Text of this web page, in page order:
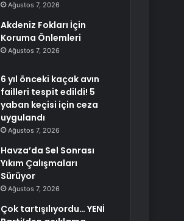
Ağustos 7, 2026
Akdeniz Fokları İçin
Koruma Önlemleri
Ağustos 7, 2026
6 yıl önceki kaçak avın
failleri tespit edildi! 5
yaban keçisi için ceza
uygulandı
Ağustos 7, 2026
Havza’da Sel Sonrası
Yıkım Çalışmaları
Sürüyor
Ağustos 7, 2026
Çok tartışılıyordu… YENİ